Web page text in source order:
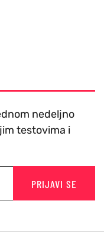
nedeljno
testovima i
PRIJAVI SE